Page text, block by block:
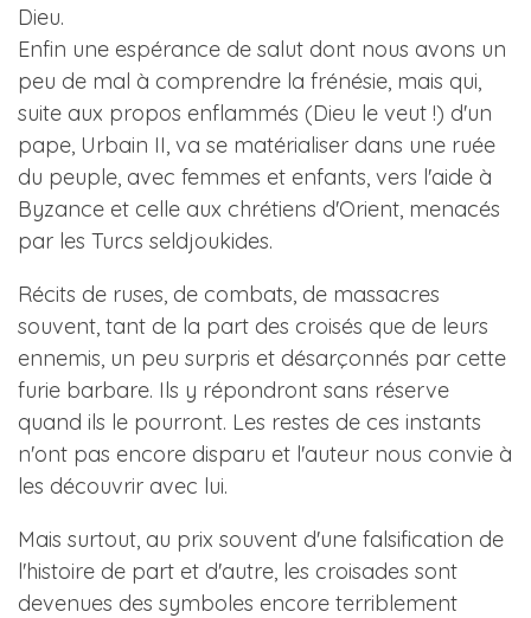
Dieu.
Enfin une espérance de salut dont nous avons un
peu de mal à comprendre la frénésie, mais qui,
suite aux propos enflammés (Dieu le veut !) d'un
pape, Urbain II, va se matérialiser dans une ruée
du peuple, avec femmes et enfants, vers l'aide à
Byzance et celle aux chrétiens d'Orient, menacés
par les Turcs seldjoukides.
Récits de ruses, de combats, de massacres
souvent, tant de la part des croisés que de leurs
ennemis, un peu surpris et désarçonnés par cette
furie barbare. Ils y répondront sans réserve
quand ils le pourront. Les restes de ces instants
n'ont pas encore disparu et l'auteur nous convie à
les découvrir avec lui.
Mais surtout, au prix souvent d'une falsification de
l'histoire de part et d'autre, les croisades sont
devenues des symboles encore terriblement